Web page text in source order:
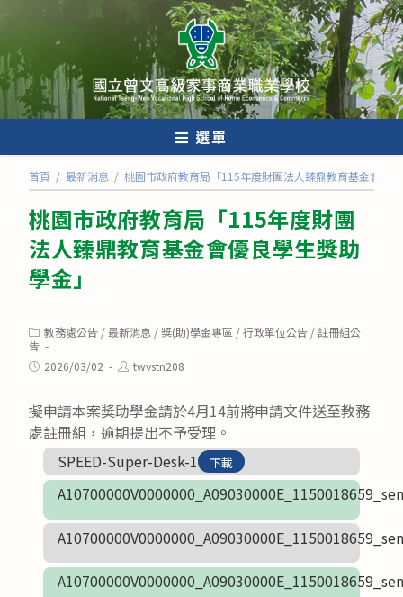
轉
至
主
要
內
選單
首頁 / 最新消息 / 桃園市政府教育局「115年度財團法人臻鼎教育基金會優
桃園市政府教育局「115年度財團
法人臻鼎教育基金會優良學生獎助
學金」
Post
category:
教務處公告 /最新消息 /獎(助)學金專區 /行政單位公告 /註冊組公
告
Post2026/03/02
Posttwvstn208
擬申請本案獎助學金請於4月14前將申請文件送至教務
處註冊組，逾期提出不予受理。
SPEED-Super-Desk-1
下載